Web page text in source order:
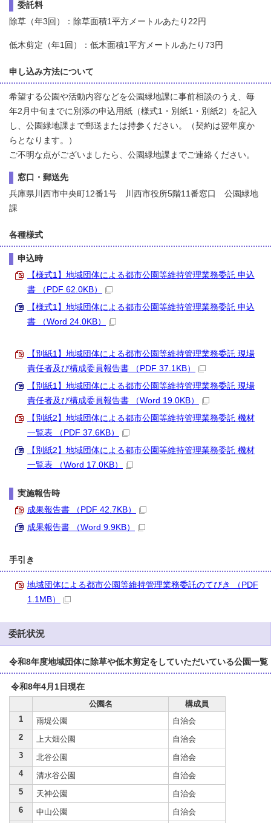
委託料
除草（年3回）：除草面積1平方メートルあたり22円
低木剪定（年1回）：低木面積1平方メートルあたり73円
申し込み方法について
希望する公園や活動内容などを公園緑地課に事前相談のうえ、毎
年2月中旬までに別添の申込用紙（様式1・別紙1・別紙2）を記入
し、公園緑地課まで郵送または持参ください。（契約は翌年度か
らとなります。）
ご不明な点がございましたら、公園緑地課までご連絡ください。
窓口・郵送先
兵庫県川西市中央町12番1号 川西市役所5階11番窓口 公園緑地
課
各種様式
申込時
【様式1】地域団体による都市公園等維持管理業務委託 申込
書 （PDF 62.0KB）
【様式1】地域団体による都市公園等維持管理業務委託 申込
書 （Word 24.0KB）
【別紙1】地域団体による都市公園等維持管理業務委託 現場
責任者及び構成委員報告書 （PDF 37.1KB）
【別紙1】地域団体による都市公園等維持管理業務委託 現場
責任者及び構成委員報告書 （Word 19.0KB）
【別紙2】地域団体による都市公園等維持管理業務委託 機材
一覧表 （PDF 37.6KB）
【別紙2】地域団体による都市公園等維持管理業務委託 機材
一覧表 （Word 17.0KB）
実施報告時
成果報告書 （PDF 42.7KB）
成果報告書 （Word 9.9KB）
手引き
地域団体による都市公園等維持管理業務委託のてびき （PDF
1.1MB）
委託状況
令和8年度地域団体に除草や低木剪定をしていただいている公園一覧
令和8年4月1日現在
公園名
構成員
1
雨堤公園
自治会
2
上大畑公園
自治会
3
北谷公園
自治会
4
清水谷公園
自治会
5
天神公園
自治会
6
中山公園 自治会